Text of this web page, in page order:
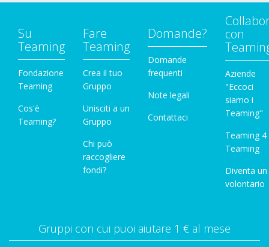
Su
Teaming
Fondazione
Teaming
Cos'è
Teaming?
Fare
Teaming
Crea il tuo
Gruppo
Unisciti a un
Gruppo
Chi può
raccogliere
fondi?
Domande?
Domande
frequenti
Note legali
Contattaci
con
Aziende
"Eccoci
siamo i
Teaming"
Teaming 4
Teaming
Diventa un
volontario
Gruppi con cui puoi aiutare 1 € al mese